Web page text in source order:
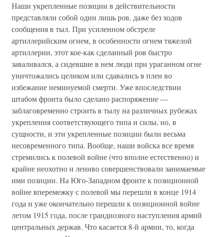
Наши укрепленные позиции в действительности
представляли собой один лишь ров, даже без ходов
сообщения в тыл. При усиленном обстреле
артиллерийским огнем, в особенности огнем тяжелой
артиллерии, этот кое-как сделанный ров быстро
заваливался, а сидевшие в нем люди при ураганном огне
уничтожались целиком или сдавались в плен во
избежание неминуемой смерти. Уже впоследствии
штабом фронта было сделано распоряжение —
заблаговременно строить в тылу на различных рубежах
укрепления соответствующего типа и силы, но, в
сущности, и эти укрепленные позиции были весьма
несовременного типа. Вообще, наши войска все время
стремились к полевой войне (что вполне естественно) и
крайне неохотно и лениво совершенствовали занимаемые
ими позиции. На Юго-Западном фронте к позиционной
войне вперемежку с полевой мы перешли в конце 1914
года и уже окончательно перешли к позиционной войне
летом 1915 года, после грандиозного наступления армий
центральных держав. Что касается 8-й армии, то, когда